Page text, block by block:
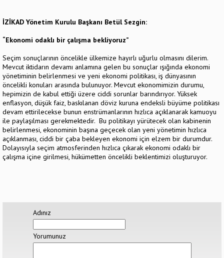
İZİKAD Yönetim Kurulu Başkanı Betül Sezgin:
“Ekonomi odaklı bir çalışma bekliyoruz”
Seçim sonuçlarının öncelikle ülkemize hayırlı uğurlu olmasını dilerim.
Mevcut iktidarın devamı anlamına gelen bu sonuçlar ışığında ekonomi
yönetiminin belirlenmesi ve yeni ekonomi politikası, iş dünyasının
öncelikli konuları arasında bulunuyor. Mevcut ekonomimizin durumu,
hepimizin de kabul ettiği üzere ciddi sorunlar barındırıyor. Yüksek
enflasyon, düşük faiz, baskılanan döviz kuruna endeksli büyüme politikası
devam ettirilecekse bunun enstrümanlarının hızlıca açıklanarak kamuoyu
ile paylaşılması gerekmektedir. Bu politikayı yürütecek olan kabinenin
belirlenmesi, ekonominin başına geçecek olan yeni yönetimin hızlıca
açıklanması, ciddi bir çaba bekleyen ekonomi için elzem bir durumdur.
Dolayısıyla seçim atmosferinden hızlıca çıkarak ekonomi odaklı bir
çalışma içine girilmesi, hükümetten öncelikli beklentimizi oluşturuyor.
Adınız
Yorumunuz